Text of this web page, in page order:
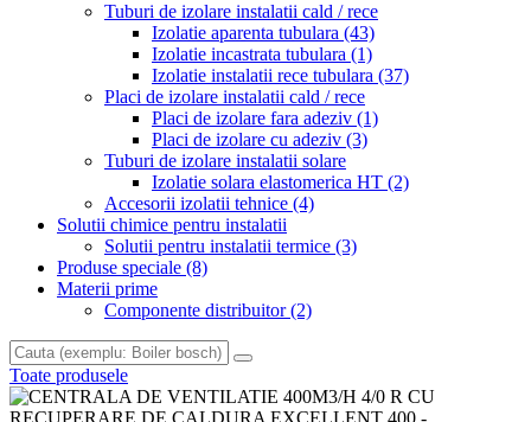
Tuburi de izolare instalatii cald / rece
Izolatie aparenta tubulara (43)
Izolatie incastrata tubulara (1)
Izolatie instalatii rece tubulara (37)
Placi de izolare instalatii cald / rece
Placi de izolare fara adeziv (1)
Placi de izolare cu adeziv (3)
Tuburi de izolare instalatii solare
Izolatie solara elastomerica HT (2)
Accesorii izolatii tehnice (4)
Solutii chimice pentru instalatii
Solutii pentru instalatii termice (3)
Produse speciale (8)
Materii prime
Componente distribuitor(2)
Toate produsele